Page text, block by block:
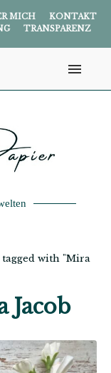
MICH
KONTAKT
TRANSPARENZ
tagged with "Mira
Jacob